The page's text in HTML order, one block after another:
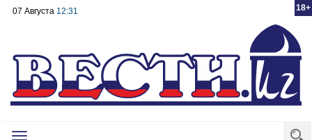
18+
07 Августа 12:31
Toggle